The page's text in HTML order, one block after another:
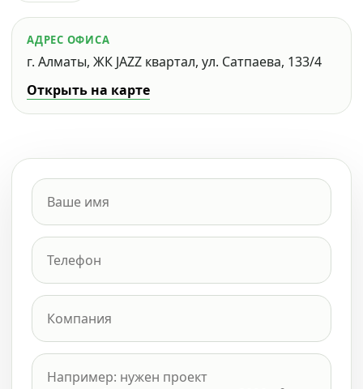
АДРЕС ОФИСА
г. Алматы, ЖК JAZZ квартал, ул. Сатпаева, 133/4
Открыть на карте